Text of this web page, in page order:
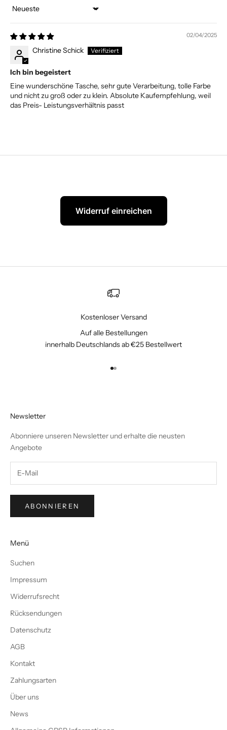
Sort by
02/04/2025
Christine Schick
Ich bin begeistert
Eine wunderschöne Tasche, sehr gute Verarbeitung, tolle Farbe
und nicht zu groß oder zu klein. Absolute Kaufempfehlung, weil
das Preis- Leistungsverhältnis passt
Widerruf einreichen
Kostenloser Versand
Auf alle Bestellungen
innerhalb Deutschlands ab €25 Bestellwert
Gehe zu Element 1
Gehe zu Element 2
Newsletter
Abonniere unseren Newsletter und erhalte die neusten
Angebote
ABONNIEREN
Menü
Suchen
Impressum
Widerrufsrecht
Rücksendungen
Datenschutz
AGB
Kontakt
Zahlungsarten
Über uns
News